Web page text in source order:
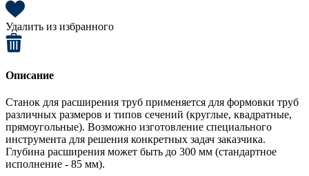
Удалить из избранного
Описание
Станок для расширения труб применяется для формовки труб
различных размеров и типов сечений (круглые, квадратные,
прямоугольные). Возможно изготовление специального
инструмента для решения конкретных задач заказчика.
Глубина расширения может быть до 300 мм (стандартное
исполнение - 85 мм).